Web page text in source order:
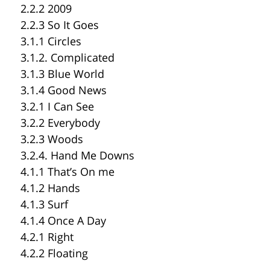
2.2.2 2009
2.2.3 So It Goes
3.1.1 Circles
3.1.2. Complicated
3.1.3 Blue World
3.1.4 Good News
3.2.1 I Can See
3.2.2 Everybody
3.2.3 Woods
3.2.4. Hand Me Downs
4.1.1 That’s On me
4.1.2 Hands
4.1.3 Surf
4.1.4 Once A Day
4.2.1 Right
4.2.2 Floating